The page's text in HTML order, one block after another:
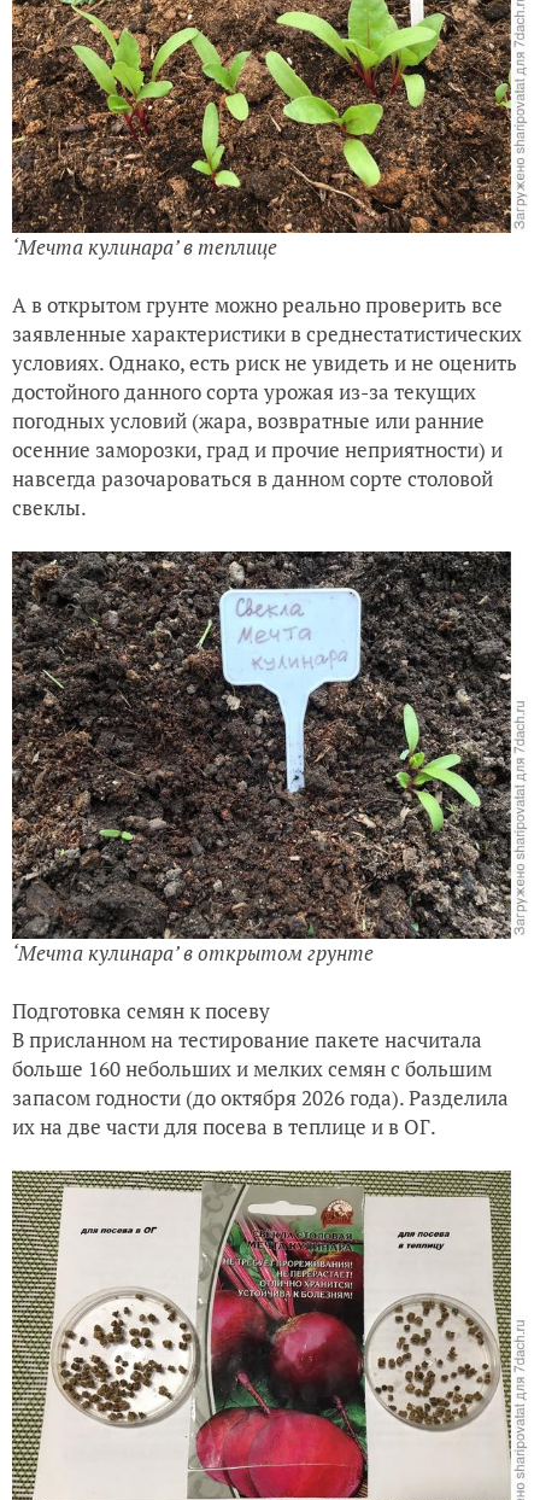
‘Мечта кулинара’ в теплице
А в открытом грунте можно реально проверить все
заявленные характеристики в среднестатистических
условиях. Однако, есть риск не увидеть и не оценить
достойного данного сорта урожая из-за текущих
погодных условий (жара, возвратные или ранние
осенние заморозки, град и прочие неприятности) и
навсегда разочароваться в данном сорте столовой
свеклы.
‘Мечта кулинара’ в открытом грунте
Подготовка семян к посеву
В присланном на тестирование пакете насчитала
больше 160 небольших и мелких семян с большим
запасом годности (до октября 2026 года). Разделила
их на две части для посева в теплице и в ОГ.